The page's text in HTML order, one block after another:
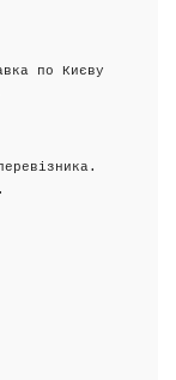
по Києву